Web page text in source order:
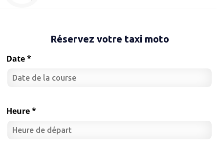
Réservez votre taxi moto
Date *
Heure *